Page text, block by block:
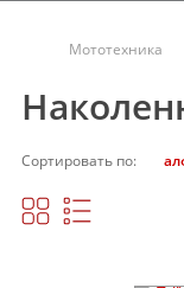
Мототехника
Сортировать по: